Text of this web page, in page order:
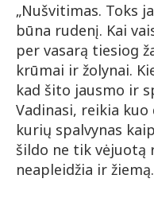
„Nušvitimas. Toks
būna rudenį. Kai
per vasarą tiesiog
krūmai ir žolynai.
kad šito jausmo ir
Vadinasi, reikia
kurių spalvynas
šildo ne tik vėjuotą
neapleidžia ir žiemą.